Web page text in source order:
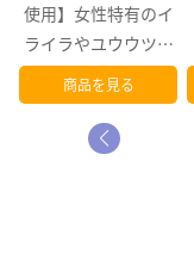
と過ごしていきたい
女性へ
商品を見る